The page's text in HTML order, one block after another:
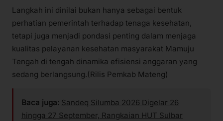
Langkah ini dinilai bukan hanya sebagai bentuk
perhatian pemerintah terhadap tenaga kesehatan,
tetapi juga menjadi pondasi penting dalam menjaga
kualitas pelayanan kesehatan masyarakat Mamuju
Tengah di tengah dinamika efisiensi anggaran yang
sedang berlangsung.(Rilis Pemkab Mateng)
Baca juga: Sandeq Silumba 2026 Digelar 26
hingga 27 September, Rangkaian HUT Sulbar